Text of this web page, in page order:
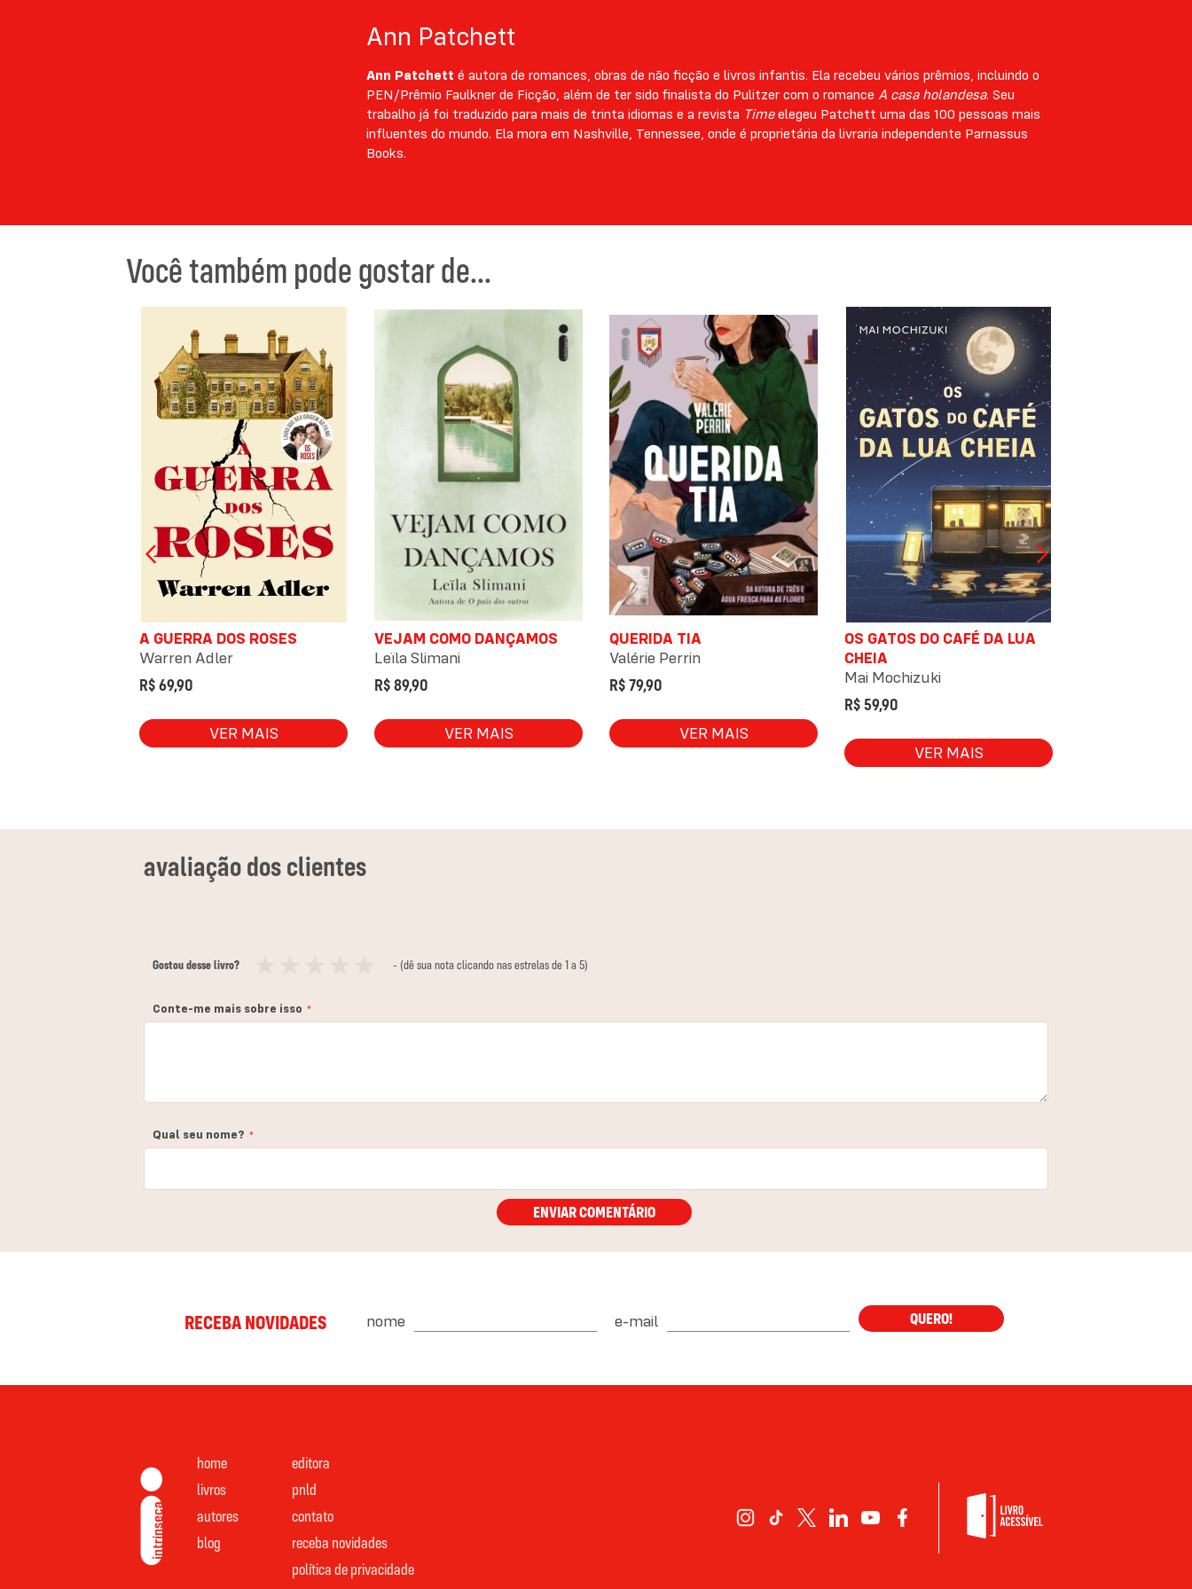
Ann Patchett
Ann Patchett é autora de romances, obras de não ficção e livros infantis. Ela recebeu vários prêmios, incluindo o
PEN/Prêmio Faulkner de Ficção, além de ter sido finalista do Pulitzer com o romance A casa holandesa. Seu
trabalho já foi traduzido para mais de trinta idiomas e a revista Timeelegeu Patchett uma das 100 pessoas mais
influentes do mundo. Ela mora em Nashville, Tennessee, onde é proprietária da livraria independente Parnassus
Books.
Você também pode gostar de...
A GUERRA DOS ROSES
Warren Adler
R$ 69,90
VER MAIS
VEJAM COMO DANÇAMOS
Leïla Slimani
R$ 89,90
VER MAIS
QUERIDA TIA
Valérie Perrin
R$ 79,90
VER MAIS
OS GATOS DO CAFÉ DA LUA
CHEIA
Mai Mochizuki
R$ 59,90
VER MAIS
Gostou desse livro?
estrela
estrelas
estrelas
estrelas
estrelas
- (dê sua nota clicando nas estrelas de 1 a 5)
Conte-me mais sobre isso
Qual seu nome?
ENVIAR COMENTÁRIO
RECEBA NOVIDADES nome e-mail QUERO!
home
livros
autores
blog
editora
pnld
contato
receba novidades
política de privacidade